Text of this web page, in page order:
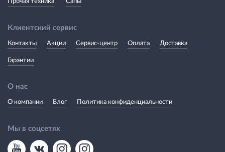
Прочая техника Сапы
Клиентский сервис
Контакты Акции Сервис-центр Оплата Доставка
Гарантии
О нас
О компании Блог Политика конфиденциальности
Мы в соцсетях